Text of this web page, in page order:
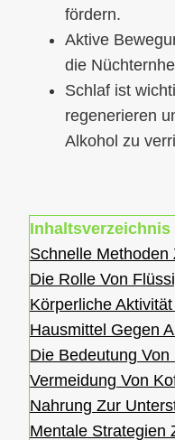
fördern.
Aktive
die
Schlaf ist
regenerieren
Alkohol zu
Inhaltsverzeichnis
Schnelle Methoden
Die Rolle Von
Körperliche
Hausmittel Gegen
Die Bedeutung Von
Vermeidung Von
Nahrung Zur
Mentale Strategien